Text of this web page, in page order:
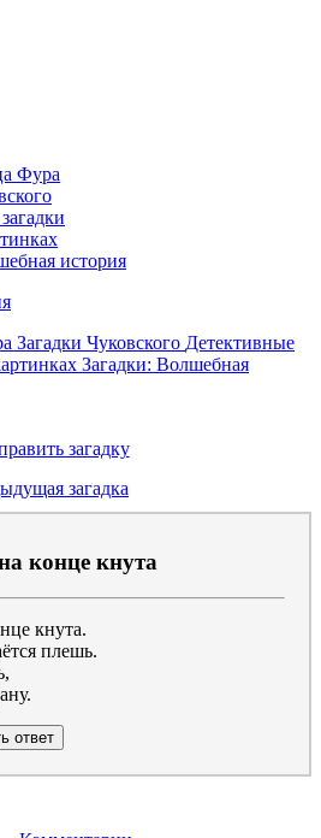
Фура
история
Загадки Чуковского Детективные
Загадки: Волшебная
загадку
загадка
конце кнута
кнута.
плешь.
ответ